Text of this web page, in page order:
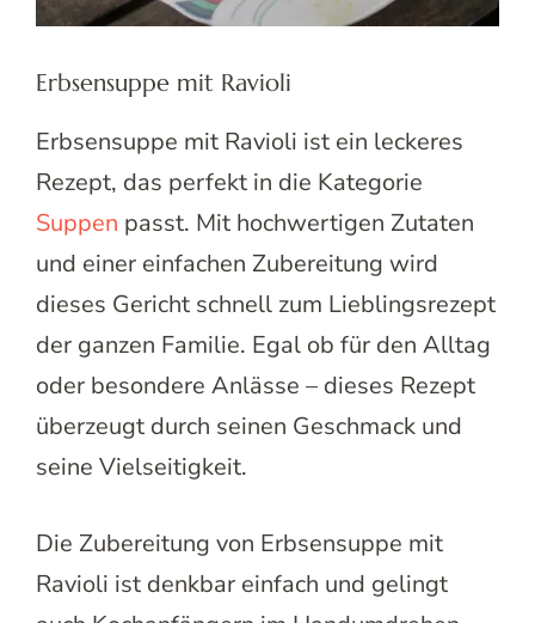
Erbsensuppe mit Ravioli
Erbsensuppe mit Ravioli ist ein leckeres
Rezept, das perfekt in die Kategorie
Suppen passt. Mit hochwertigen Zutaten
und einer einfachen Zubereitung wird
dieses Gericht schnell zum Lieblingsrezept
der ganzen Familie. Egal ob für den Alltag
oder besondere Anlässe – dieses Rezept
überzeugt durch seinen Geschmack und
seine Vielseitigkeit.
Die Zubereitung von Erbsensuppe mit
Ravioli ist denkbar einfach und gelingt